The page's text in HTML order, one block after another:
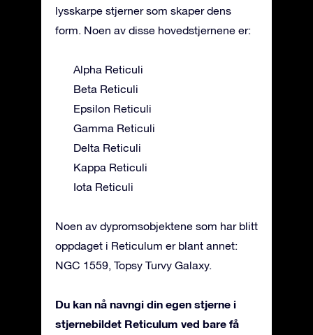
lysskarpe stjerner som skaper dens
form. Noen av disse hovedstjernene er:
Alpha Reticuli
Beta Reticuli
Epsilon Reticuli
Gamma Reticuli
Delta Reticuli
Kappa Reticuli
Iota Reticuli
Noen av dypromsobjektene som har blitt
oppdaget i Reticulum er blant annet:
NGC 1559, Topsy Turvy Galaxy.
Du kan nå navngi din egen stjerne i
stjernebildet Reticulum ved bare få